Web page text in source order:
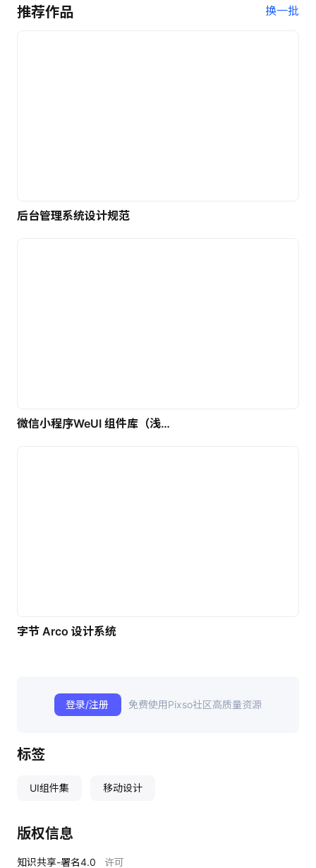
推荐作品 换一批
后台管理系统设计规范
微信小程序WeUI 组件库（浅色）| 免费UI设计素材
字节 Arco 设计系统
登录/注册 免费使用Pixso社区高质量资源
标签
UI组件集 移动设计
版权信息
知识共享-署名4.0 许可